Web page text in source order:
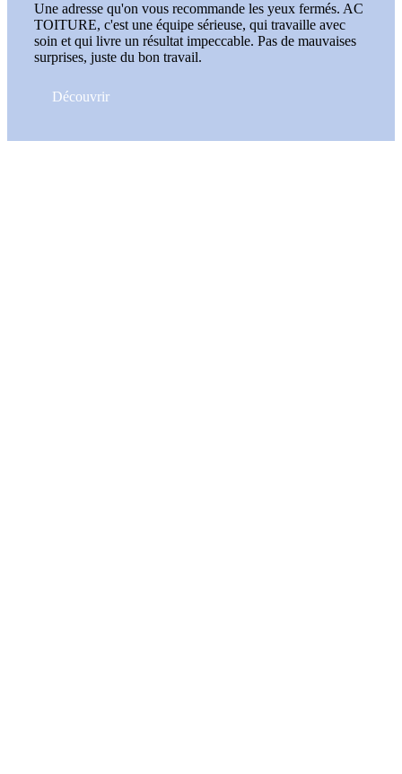
Une adresse qu'on vous recommande les yeux fermés. AC
TOITURE, c'est une équipe sérieuse, qui travaille avec
soin et qui livre un résultat impeccable. Pas de mauvaises
surprises, juste du bon travail.
Découvrir